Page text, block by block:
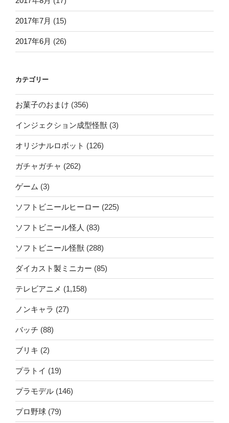
2017年7月 (15)
2017年6月 (26)
カテゴリー
お菓子のおまけ (356)
インジェクション成型怪獣 (3)
オリジナルロボット (126)
ガチャガチャ (262)
ゲーム (3)
ソフトビニールヒーロー (225)
ソフトビニール怪人 (83)
ソフトビニール怪獣 (288)
ダイカスト製ミニカー (85)
テレビアニメ (1,158)
ノンキャラ (27)
バッチ (88)
ブリキ (2)
プラトイ (19)
プラモデル (146)
プロ野球 (79)